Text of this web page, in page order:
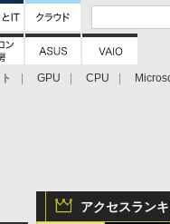
GPU CPU
アクセスラン